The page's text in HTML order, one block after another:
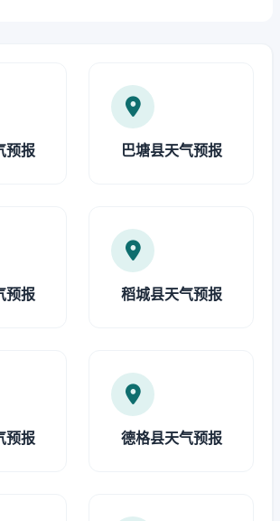
预报 巴塘县天气预报
预报 稻城县天气预报
预报 德格县天气预报